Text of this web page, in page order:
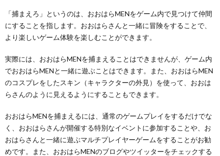
「捕まえろ」というのは、おおはらMENをゲーム内で見つけて仲間
にすることを指します。おおはらさんと一緒に冒険をすることで、
より楽しいゲーム体験を楽しむことができます。
実際には、おおはらMENを捕まえることはできませんが、ゲーム内
でおおはらMENと一緒に遊ぶことはできます。また、おおはらMEN
のコスプレをしたスキン（キャラクターの外見）を使って、おおは
らさんのように見えるようにすることもできます。
おおはらMENを捕まえるには、通常のゲームプレイをするだけでな
く、おおはらさんが開催する特別なイベントに参加することや、お
おはらさんと一緒に遊ぶマルチプレイヤーゲームをすることがお勧
めです。また、おおはらMENのブログやツイッターをチェックする